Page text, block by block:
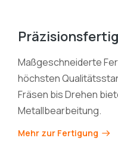
Maßgeschneiderte
höchsten
Fräsen bis Drehen
Metallbearbeitung.
Mehr zur Fertigung